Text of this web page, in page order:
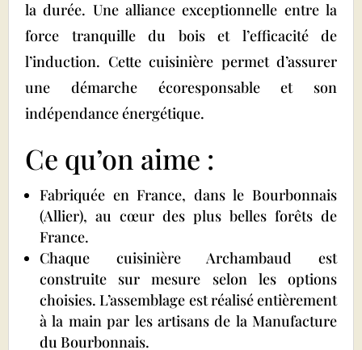
la durée. Une alliance exceptionnelle entre la
force tranquille du bois et l’efficacité de
l’induction. Cette cuisinière permet d’assurer
une démarche écoresponsable et son
indépendance énergétique.
Ce qu’on aime :
Fabriquée en France, dans le Bourbonnais
(Allier), au cœur des plus belles forêts de
France.
Chaque cuisinière Archambaud est
construite sur mesure selon les options
choisies. L’assemblage est réalisé entièrement
à la main par les artisans de la Manufacture
du Bourbonnais.